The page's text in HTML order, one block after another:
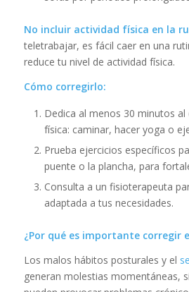
No incluir actividad física en la
teletrabajar, es fácil caer en una
reduce tu nivel de actividad física.
Cómo corregirlo:
Dedica al menos 30 minutos al
física: caminar, hacer yoga o
Prueba ejercicios específicos
puente o la plancha, para
Consulta a un fisioterapeuta
adaptada a tus necesidades.
¿Por qué es importante corregir
Los malos hábitos posturales y el
generan molestias momentáneas,